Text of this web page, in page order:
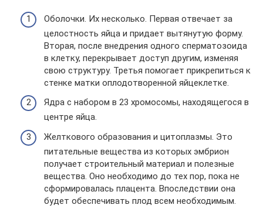
Оболочки. Их несколько. Первая отвечает за
целостность яйца и придает вытянутую форму.
Вторая, после внедрения одного сперматозоида
в клетку, перекрывает доступ другим, изменяя
свою структуру. Третья помогает прикрепиться к
стенке матки оплодотворенной яйцеклетке.
Ядра с набором в 23 хромосомы, находящегося в
центре яйца.
Желткового образования и цитоплазмы. Это
питательные вещества из которых эмбрион
получает строительный материал и полезные
вещества. Оно необходимо до тех пор, пока не
сформировалась плацента. Впоследствии она
будет обеспечивать плод всем необходимым.